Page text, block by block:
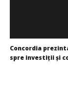
Concordia
spre investiţii şi